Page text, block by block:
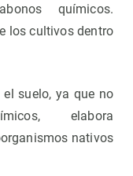
químicos.
los cultivos dentro
el suelo, ya que no
elabora
nativos